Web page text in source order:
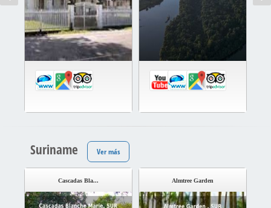
Suriname Ver más
Cascadas Bla... Almtree Garden